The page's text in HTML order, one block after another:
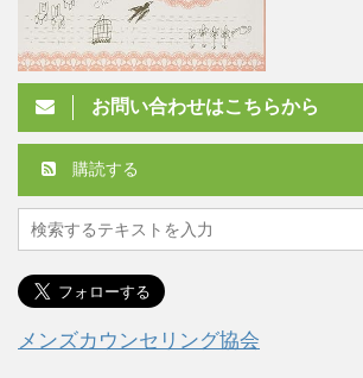
お問い合わせはこちらから
購読する
メンズカウンセリング協会